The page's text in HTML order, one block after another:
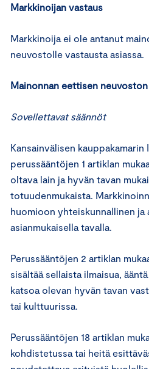
Markkinoijan vastaus
Markkinoija ei ole antanut
neuvostolle vastausta asiassa.
Mainonnan eettisen
Sovellettavat säännöt
Kansainvälisen kauppakamarin
perussääntöjen 1 artiklan
oltava lain ja hyvän tavan
totuudenmukaista.
huomioon yhteiskunnallinen ja
asianmukaisella tavalla.
Perussääntöjen 2 artiklan
sisältää sellaista ilmaisua,
katsoa olevan hyvän tavan
tai kulttuurissa.
Perussääntöjen 18 artiklan
kohdistetussa tai heitä